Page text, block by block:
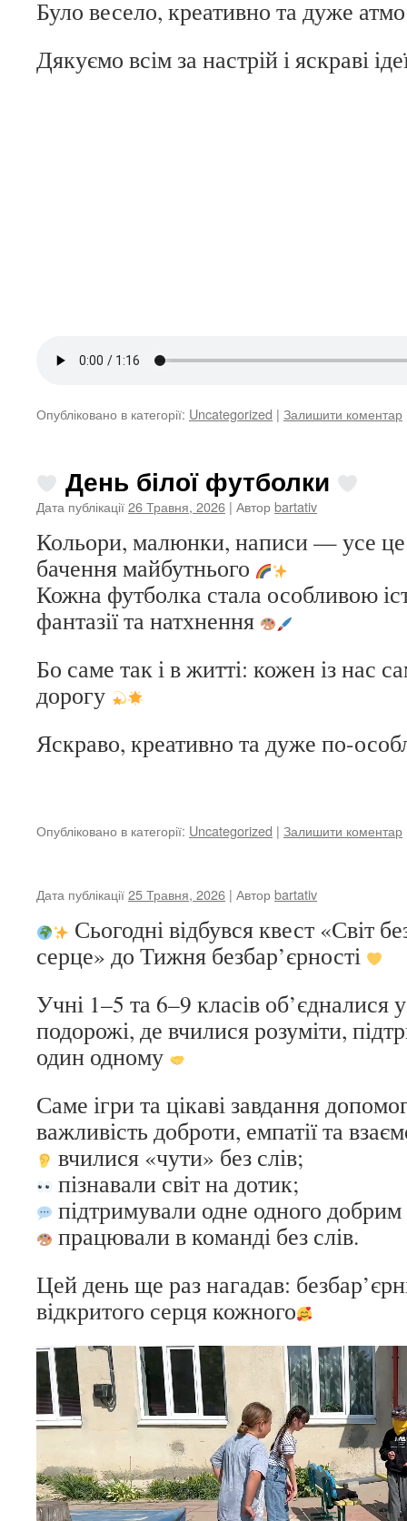
Було весело, креативно та дуже
Дякуємо всім за настрій і яскраві
Опубліковано в категорії: Uncategorized | Залишити коментар
День білої футболки
Дата публікації26 Травня, 2026 | Авторbartativ
Кольори, малюнки, написи — усе це
бачення майбутнього
Кожна футболка стала особливою
фантазії та натхнення
Бо саме так і в житті: кожен із нас
дорогу
Яскраво, креативно та дуже по-
Опубліковано в категорії: Uncategorized | Залишити коментар
Дата публікації25 Травня, 2026 | Авторbartativ
Сьогодні відбувся квест «Світ
серце» до Тижня безбар’єрності
Учні 1–5 та 6–9 класів об’єдналися
подорожі, де вчилися розуміти,
один одному
Саме ігри та цікаві завдання
важливість доброти, емпатії та
вчилися «чути» без слів;
пізнавали світ на дотик;
підтримували одне одного
працювали в команді без слів.
Цей день ще раз нагадав:
відкритого серця кожного